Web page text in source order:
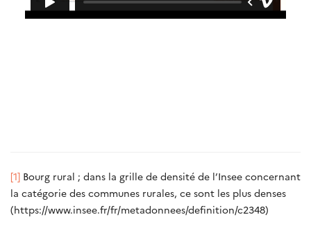
[1] Bourg rural ; dans la grille de densité de l’Insee concernant
la catégorie des communes rurales, ce sont les plus denses
(https://www.insee.fr/fr/metadonnees/definition/c2348)